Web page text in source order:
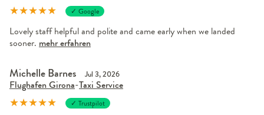
★★★★★ ✓ Google
Lovely staff helpful and polite and came early when we landed
sooner. mehr erfahren
Michelle Barnes Jul 3, 2026
Flughafen Girona-Taxi Service
★★★★★ ✓ Trustpilot